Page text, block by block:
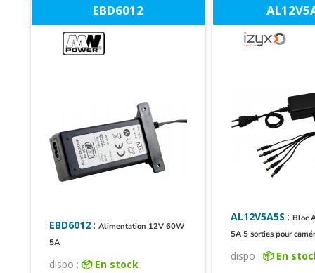
EBD6012
EBD6012 :Alimentation 12V 60W
5A
dispo : 📦 En stock
AL12V5A5S :Bloc
5A 5 sorties pour
dispo : 📦 En